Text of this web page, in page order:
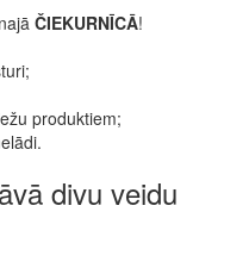
ČIEKURNĪCĀ!
produktiem;
divu veidu